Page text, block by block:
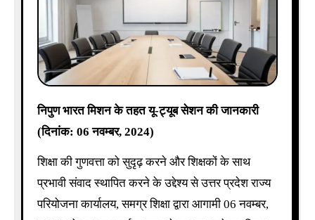
निपुण भारत मिशन के तहत यू-ट्यूब सेशन की जानकारी
(दिनांक: 06 नवम्बर, 2024)
शिक्षा की गुणवत्ता को सुदृढ़ करने और शिक्षकों के साथ
प्रभावी संवाद स्थापित करने के उद्देश्य से उत्तर प्रदेश राज्य
परियोजना कार्यालय, समग्र शिक्षा द्वारा आगामी 06 नवम्बर,